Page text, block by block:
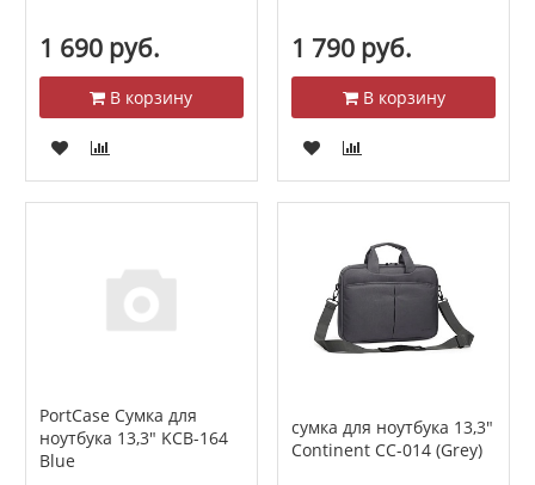
1 690 руб.
В корзину
1 790 руб.
В корзину
PortCase Сумка для
ноутбука 13,3" KCB-164
Blue
сумка для ноутбука 13,3"
Continent CC-014 (Grey)